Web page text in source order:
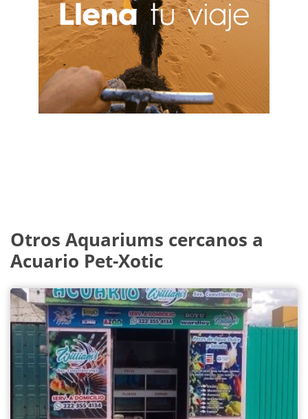
Otros Aquariums cercanos a
Acuario Pet-Xotic